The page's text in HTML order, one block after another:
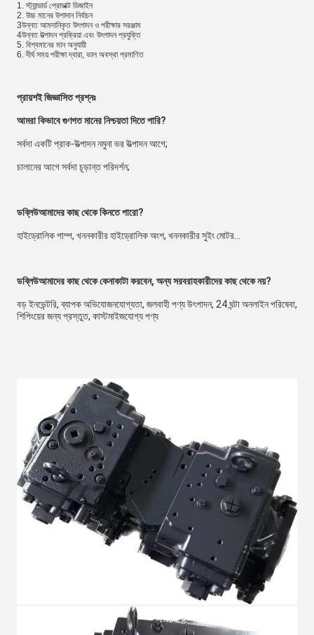
1. স্ট্যান্ডার্ড প্রোডাক্ট ডিজাইন
2. উচ্চ মানের উপাদান নির্বাচন
3উন্নত আমদানিকৃত উৎপাদন ও পরীক্ষার সরঞ্জাম
4উন্নত উত্পাদন প্রক্রিয়া এবং উৎপাদন প্রযুক্তি
5. বিশ্বমানের মান অনুযায়ী
6. দীর্ঘ সময় পরীক্ষা দ্বারা, ভাল অবস্থা প্রমাণিত
প্রায়শই জিজ্ঞাসিত প্রশ্নঃ
আমরা কিভাবে গুণগত মানের নিশ্চয়তা দিতে পারি?
সর্বদা একটি প্রাক-উত্পাদন নমুনা ভর উত্পাদন আগে;
চালানের আগে সর্বদা চূড়ান্ত পরিদর্শন;
ডব্লিউআমাদের কাছ থেকে কিনতে পারো?
হাইড্রোলিক পাম্প, খননকারীর হাইড্রোলিক অংশ, খননকারীর সুইং মোটর...
ডব্লিউআমাদের কাছ থেকে কেনাকাটা করবেন, অন্য সরবরাহকারীদের কাছ থেকে নয়?
বড় ইনভেন্টরি, ব্যাপক অভিযোজনযোগ্যতা, জলবাহী পণ্য উৎপাদন, 24 ঘন্টা অনলাইন পরিষেবা,
শিপিংয়ের জন্য প্রস্তুত, কাস্টমাইজযোগ্য পণ্য